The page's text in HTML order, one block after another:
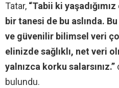
Tatar, “Tabii ki
bir tanesi de bu aslında.
ve güvenilir bilimsel veri
elinizde sağlıklı, net veri
yalnızca korku salarsınız.”
bulundu.